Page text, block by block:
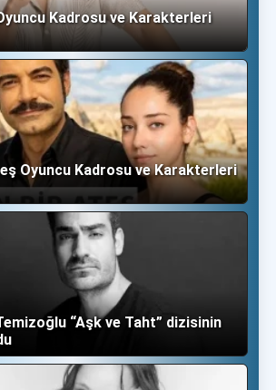
Kadrosu ve Karakterleri
Oyuncu Kadrosu ve Karakterleri
“Aşk ve Taht” dizisinin